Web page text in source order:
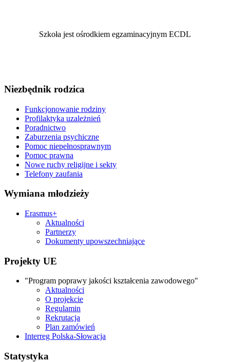
Szkoła jest ośrodkiem egzaminacyjnym ECDL
Niezbędnik rodzica
Funkcjonowanie rodziny
Profilaktyka uzależnień
Poradnictwo
Zaburzenia psychiczne
Pomoc niepełnosprawnym
Pomoc prawna
Nowe ruchy religijne i sekty
Telefony zaufania
Wymiana młodzieży
Erasmus+
Aktualności
Partnerzy
Dokumenty upowszechniające
Projekty UE
"Program poprawy jakości kształcenia zawodowego"
Aktualności
O projekcie
Regulamin
Rekrutacja
Plan zamówień
Interreg Polska-Słowacja
Statystyka